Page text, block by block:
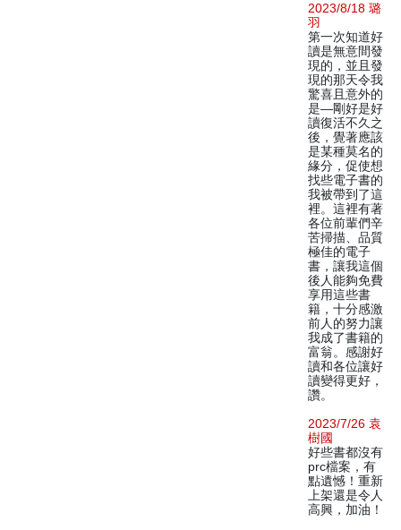
2023/8/18 璐
羽
第一次知道好
讀是無意間發
現的，並且發
現的那天令我
驚喜且意外的
是—剛好是好
讀復活不久之
後，覺著應該
是某種莫名的
緣分，促使想
找些電子書的
我被帶到了這
裡。這裡有著
各位前輩們辛
苦掃描、品質
極佳的電子
書，讓我這個
後人能夠免費
享用這些書
籍，十分感激
前人的努力讓
我成了書籍的
富翁。感謝好
讀和各位讓好
讀變得更好，
讚。
2023/7/26 袁
樹國
好些書都沒有
prc檔案，有
點遺憾！重新
上架還是令人
高興，加油！